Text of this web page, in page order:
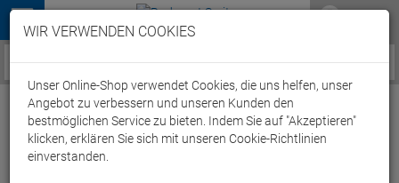
Menü
Service / Hilfe
WIR VERWENDEN COOKIES
Unser Online-Shop verwendet Cookies, die uns helfen, unser
Angebot zu verbessern und unseren Kunden den
bestmöglichen Service zu bieten. Indem Sie auf "Akzeptieren"
klicken, erklären Sie sich mit unseren Cookie-Richtlinien
einverstanden.